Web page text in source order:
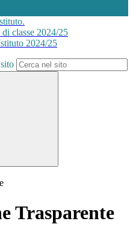
classe 2024/25
2024/25
Trasparente